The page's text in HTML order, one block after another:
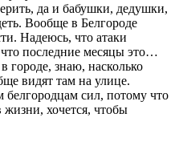
да и бабушки, дедушки,
Вообще в Белгороде
Надеюсь, что атаки
последние месяцы это…
городе, знаю, насколько
видят там на улице.
белгородцам сил, потому что
хочется, чтобы